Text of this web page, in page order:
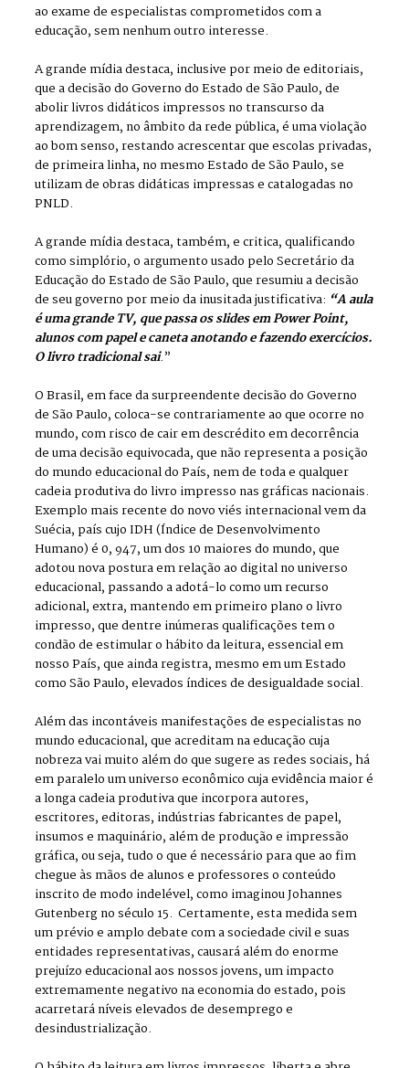
ao exame de especialistas comprometidos com a
educação, sem nenhum outro interesse.
A grande mídia destaca, inclusive por meio de editoriais,
que a decisão do Governo do Estado de São Paulo, de
abolir livros didáticos impressos no transcurso da
aprendizagem, no âmbito da rede pública, é uma violação
ao bom senso, restando acrescentar que escolas privadas,
de primeira linha, no mesmo Estado de São Paulo, se
utilizam de obras didáticas impressas e catalogadas no
PNLD.
A grande mídia destaca, também, e critica, qualificando
como simplório, o argumento usado pelo Secretário da
Educação do Estado de São Paulo, que resumiu a decisão
de seu governo por meio da inusitada justificativa: “A aula
é uma grande TV, que passa os slides em Power Point,
alunos com papel e caneta anotando e fazendo exercícios.
O livro tradicional sai.”
O Brasil, em face da surpreendente decisão do Governo
de São Paulo, coloca-se contrariamente ao que ocorre no
mundo, com risco de cair em descrédito em decorrência
de uma decisão equivocada, que não representa a posição
do mundo educacional do País, nem de toda e qualquer
cadeia produtiva do livro impresso nas gráficas nacionais.
Exemplo mais recente do novo viés internacional vem da
Suécia, país cujo IDH (Índice de Desenvolvimento
Humano) é 0, 947, um dos 10 maiores do mundo, que
adotou nova postura em relação ao digital no universo
educacional, passando a adotá-lo como um recurso
adicional, extra, mantendo em primeiro plano o livro
impresso, que dentre inúmeras qualificações tem o
condão de estimular o hábito da leitura, essencial em
nosso País, que ainda registra, mesmo em um Estado
como São Paulo, elevados índices de desigualdade social.
Além das incontáveis manifestações de especialistas no
mundo educacional, que acreditam na educação cuja
nobreza vai muito além do que sugere as redes sociais, há
em paralelo um universo econômico cuja evidência maior é
a longa cadeia produtiva que incorpora autores,
escritores, editoras, indústrias fabricantes de papel,
insumos e maquinário, além de produção e impressão
gráfica, ou seja, tudo o que é necessário para que ao fim
chegue às mãos de alunos e professores o conteúdo
inscrito de modo indelével, como imaginou Johannes
Gutenberg no século 15. Certamente, esta medida sem
um prévio e amplo debate com a sociedade civil e suas
entidades representativas, causará além do enorme
prejuízo educacional aos nossos jovens, um impacto
extremamente negativo na economia do estado, pois
acarretará níveis elevados de desemprego e
desindustrialização.